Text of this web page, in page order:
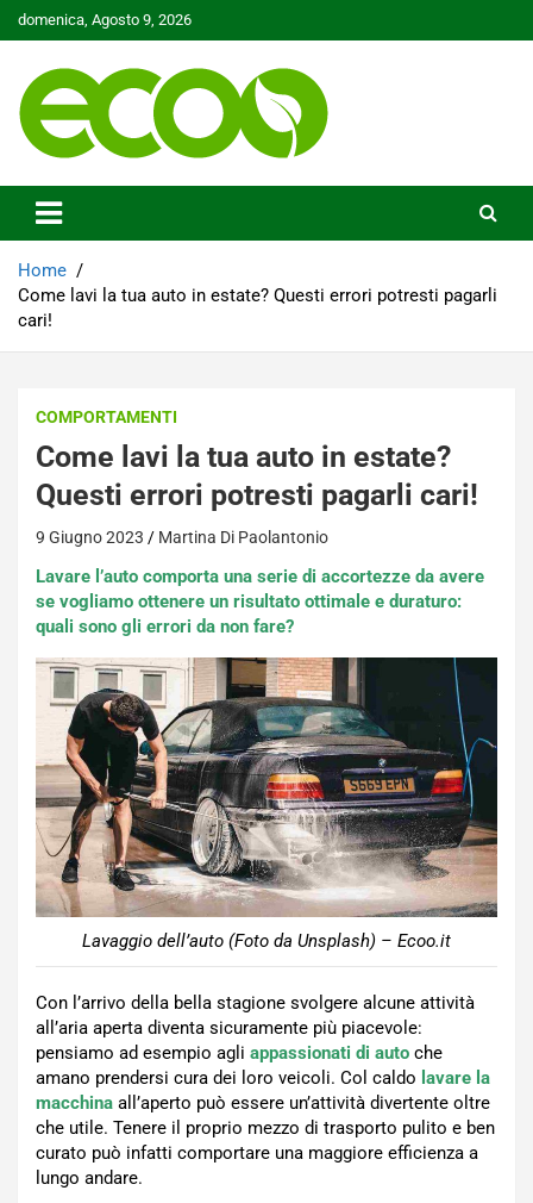
Skip
to
domenica, Agosto 9, 2026
Ecoo.it
Home
Come lavi la tua auto in estate? Questi errori potresti pagarli
cari!
COMPORTAMENTI
Come lavi la tua auto in estate?
Questi errori potresti pagarli cari!
9 Giugno 2023 Martina Di Paolantonio
Lavare l’auto comporta una serie di accortezze da avere
se vogliamo ottenere un risultato ottimale e duraturo:
quali sono gli errori da non fare?
Lavaggio dell’auto (Foto da Unsplash) – Ecoo.it
Con l’arrivo della bella stagione svolgere alcune attività
all’aria aperta diventa sicuramente più piacevole:
pensiamo ad esempio agli appassionati di auto che
amano prendersi cura dei loro veicoli. Col caldo lavare la
macchina all’aperto può essere un’attività divertente oltre
che utile. Tenere il proprio mezzo di trasporto pulito e ben
curato può infatti comportare una maggiore efficienza a
lungo andare.